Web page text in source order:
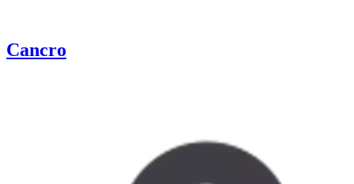
Cancro